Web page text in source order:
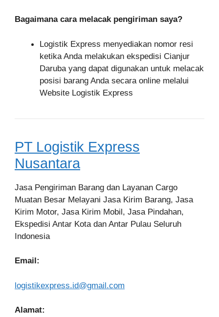
Bagaimana cara melacak pengiriman saya?
Logistik Express menyediakan nomor resi
ketika Anda melakukan ekspedisi Cianjur
Daruba yang dapat digunakan untuk melacak
posisi barang Anda secara online melalui
Website Logistik Express
PT Logistik Express
Nusantara
Jasa Pengiriman Barang dan Layanan Cargo
Muatan Besar Melayani Jasa Kirim Barang, Jasa
Kirim Motor, Jasa Kirim Mobil, Jasa Pindahan,
Ekspedisi Antar Kota dan Antar Pulau Seluruh
Indonesia
Email:
logistikexpress.id@gmail.com
Alamat: